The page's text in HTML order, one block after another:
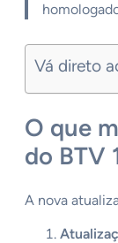
Vá direto
O que
do BTV
A nova